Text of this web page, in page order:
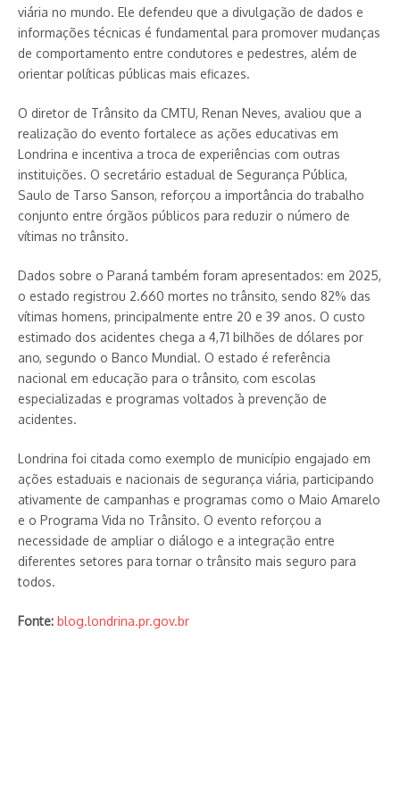
viária no mundo. Ele defendeu que a divulgação de dados e
informações técnicas é fundamental para promover mudanças
de comportamento entre condutores e pedestres, além de
orientar políticas públicas mais eficazes.
O diretor de Trânsito da CMTU, Renan Neves, avaliou que a
realização do evento fortalece as ações educativas em
Londrina e incentiva a troca de experiências com outras
instituições. O secretário estadual de Segurança Pública,
Saulo de Tarso Sanson, reforçou a importância do trabalho
conjunto entre órgãos públicos para reduzir o número de
vítimas no trânsito.
Dados sobre o Paraná também foram apresentados: em 2025,
o estado registrou 2.660 mortes no trânsito, sendo 82% das
vítimas homens, principalmente entre 20 e 39 anos. O custo
estimado dos acidentes chega a 4,71 bilhões de dólares por
ano, segundo o Banco Mundial. O estado é referência
nacional em educação para o trânsito, com escolas
especializadas e programas voltados à prevenção de
acidentes.
Londrina foi citada como exemplo de município engajado em
ações estaduais e nacionais de segurança viária, participando
ativamente de campanhas e programas como o Maio Amarelo
e o Programa Vida no Trânsito. O evento reforçou a
necessidade de ampliar o diálogo e a integração entre
diferentes setores para tornar o trânsito mais seguro para
todos.
Fonte: blog.londrina.pr.gov.br